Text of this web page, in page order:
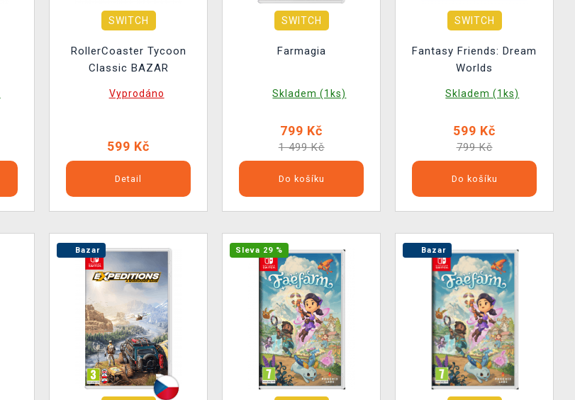
SWITCH
RollerCoaster Tycoon
Classic BAZAR
Vyprodáno
599 Kč
Detail
SWITCH
Farmagia
Skladem (1ks)
799 Kč
1 499 Kč
Do košíku
SWITCH
Fantasy Friends: Dream
Worlds
Skladem (1ks)
599 Kč
799 Kč
Do košíku
Bazar Sleva 29 % Bazar